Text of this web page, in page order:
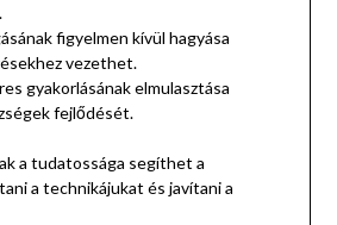
figyelmen kívül hagyása
vezethet.
gyakorlásának elmulasztása
fejlődését.
a tudatossága segíthet a
a technikájukat és javítani a